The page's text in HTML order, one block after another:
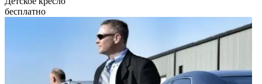
бесплатно